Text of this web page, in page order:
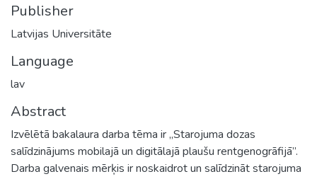
Publisher
Latvijas Universitāte
Language
lav
Abstract
Izvēlētā bakalaura darba tēma ir „Starojuma dozas
salīdzinājums mobilajā un digitālajā plaušu rentgenogrāfijā”.
Darba galvenais mērķis ir noskaidrot un salīdzināt starojuma